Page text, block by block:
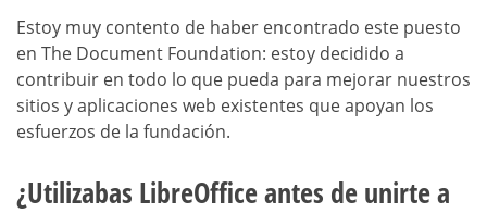
Estoy muy contento de haber encontrado este puesto
en The Document Foundation: estoy decidido a
contribuir en todo lo que pueda para mejorar nuestros
sitios y aplicaciones web existentes que apoyan los
esfuerzos de la fundación.
¿Utilizabas LibreOffice antes de unirte a